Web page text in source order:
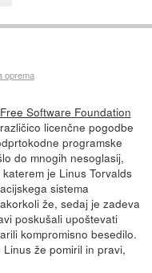
oprema
Free Software Foundation
licenčne pogodbe
programske
do mnogih nesoglasij,
je Linus Torvalds
sistema
že, sedaj je zadeva
poskušali upoštevati
kompromisno besedilo.
že pomiril in pravi,